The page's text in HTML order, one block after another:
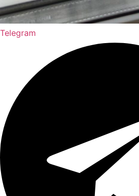
Telegram